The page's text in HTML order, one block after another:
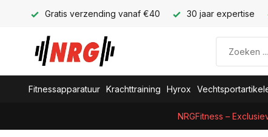
Gratis verzending vanaf €40 30 jaar expertise
Fitnessapparatuur Krachttraining Hyrox
NRGFitness –